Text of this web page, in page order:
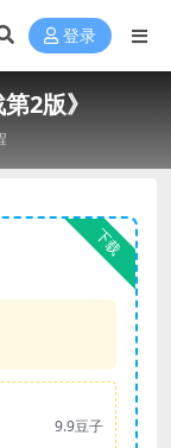
登录
2版》
下载
9.9豆子